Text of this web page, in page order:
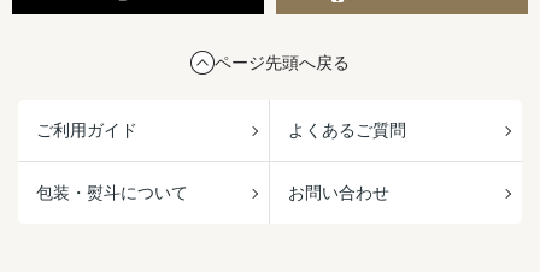
ページ先頭へ戻る
ご利用ガイド よくあるご質問
包装・熨斗について お問い合わせ